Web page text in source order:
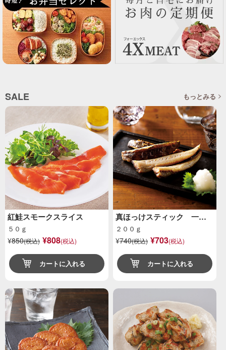
SALE もっとみる
紅鮭スモークスライス
５０ｇ
¥850(税込) ¥808(税込)
カートに入れる
真ほっけスティック 一…
２００ｇ
¥740(税込) ¥703(税込)
カートに入れる